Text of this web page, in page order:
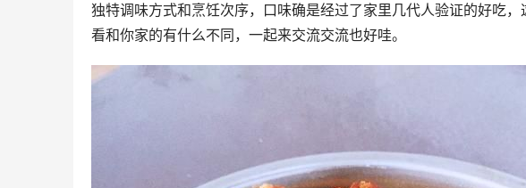
独特调味方式和烹饪次序，口味确是经过了家里几代人验证的好吃
看和你家的有什么不同，一起来交流交流也好哇。